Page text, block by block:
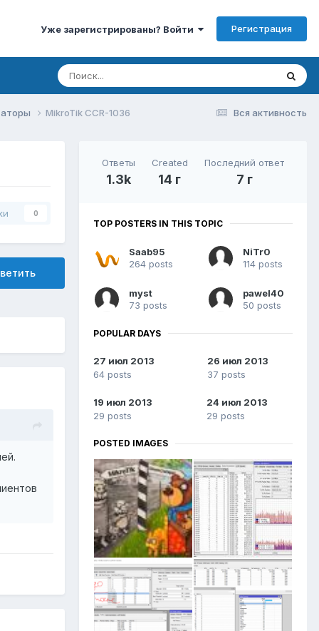
Уже зарегистрированы? Войти Регистрация
Вся активность
MikroTik CCR-1036
0
Ответы
1.3k
Created
14 г
Последний ответ
7 г
TOP POSTERS IN THIS TOPIC
Saab95
264 posts
NiTr0
114 posts
myst
73 posts
pawel40
50 posts
POPULAR DAYS
27 июл 2013
64 posts
26 июл 2013
37 posts
19 июл 2013
29 posts
24 июл 2013
29 posts
POSTED IMAGES